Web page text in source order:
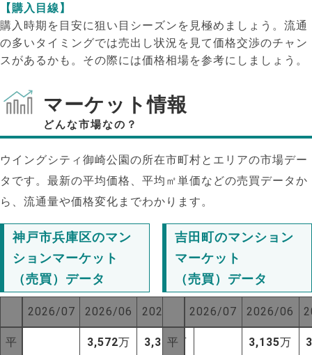
【購入目線】
購入時期を目安に狙い目シーズンを見極めましょう。流通
の多いタイミングでは売出し状況を見て価格交渉のチャン
スがあるかも。その際には価格相場を参考にしましょう。
マーケット情報
どんな市場なの？
ウイングシティ御崎公園の所在市町村とエリアの市場デー
タです。最新の平均価格、平均㎡単価などの売買データか
ら、流通量や価格変化までわかります。
神戸市兵庫区のマン
ションマーケット
（売買）データ
2026/07 2026/06 2025/07
平
3,572万
3,361万
吉田町のマンション
マーケット
（売買）データ
2026/07 2026/06
平
3,135万